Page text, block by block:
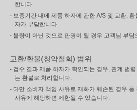
합니다.
- 보증기간 내에 제품 하자에 관한 A/S 및 교환,
자가 부담합니다.
- 불량이 아닌 것으로 판명이 될 경우 고객님 부
교환/환불(청약철회) 범위
- 검수 결과 제품 하자가 확인되는 경우, 관계 법
는 환불로 처리합니다.
- 다만 소비자 책임 사유로 재화가 훼손된 경우 등
사유에 해당하면 제한될 수 있습니다.